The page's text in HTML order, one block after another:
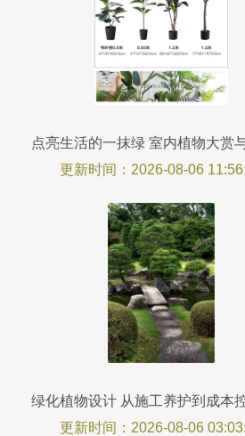
点亮生活的一抹绿 室内植物大赏
涵
更新时间：2026-08-06
绿化植物设计 从施工养护到成本
战干货
更新时间：2026-08-06